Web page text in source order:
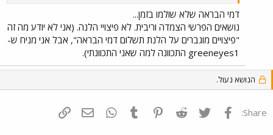
דמי הבראה שלא שולמו בזמן...
נושאים הפרשי הצמדה וריבית. לא פיצויי הלנה. (אני לא יודע מה זה
"פיצויים מוגברים על הלנת תשלום דמי הבראה", אבל אני מניח ש-
greeneyes1 התכוונה למה שאני התכוונתי).
הנושא נעול.
Share: פייסבוק Twitter
Reddit
Pinterest
Tumblr
WhatsAppדואר אלקטרוני